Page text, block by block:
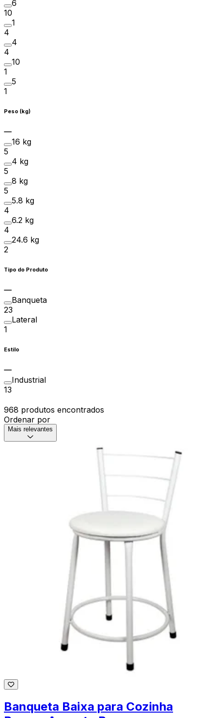
6
10
1
4
4
4
10
1
5
1
Peso (kg)
16 kg
5
4 kg
5
8 kg
5
5.8 kg
4
6.2 kg
4
24.6 kg
2
Tipo do Produto
Banqueta
23
Lateral
1
Estilo
Industrial
13
968 produtos encontrados
Ordenar por
Mais relevantes
Banqueta Baixa para Cozinha